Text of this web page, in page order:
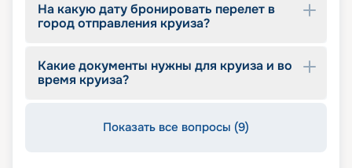
На какую дату бронировать перелет в
город отправления круиза?
Какие документы нужны для круиза и во
время круиза?
Показать все вопросы (9)